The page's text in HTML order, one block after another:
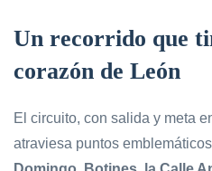
Un recorrido que
corazón de León
El circuito, con salida y meta
atraviesa puntos